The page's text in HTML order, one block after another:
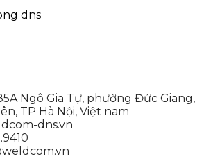
Ngô Gia Tự, phường Đức Giang,
TP Hà Nội, Việt nam
dns.vn